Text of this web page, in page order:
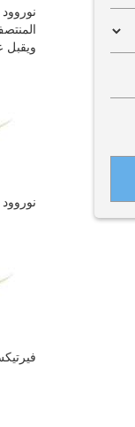
ويقبل
نوروود 3: ويمكن إجراء عملية زرع شعر للتساقط الذي يشمل القمة بواسطة 2300-2800 نسيج ( 4600-5600 جذر شعري).
فيرتيكس 3: ويمكن إجراء عملية زرع شعر حسب منطقة التساقط بواسطة 2500-2800